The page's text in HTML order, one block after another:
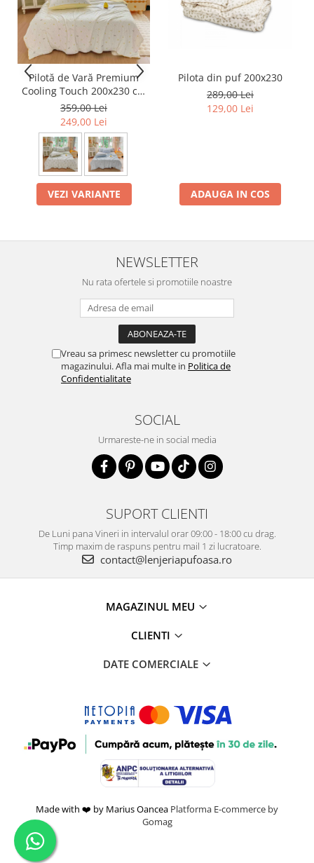
Pilotă de Vară Premium
Cooling Touch 200x230 cm
+ 2 Fețe de Pernă 50x70 cm
– Efect Răcoritor - Galben
359,00 Lei
249,00 Lei
VEZI VARIANTE
Pilota din puf 200x230
289,00 Lei
129,00 Lei
ADAUGA IN COS
NEWSLETTER
Nu rata ofertele si promotiile noastre
Vreau sa primesc newsletter cu promotiile
magazinului. Afla mai multe in Politica de
Confidentialitate
SOCIAL
Urmareste-ne in social media
SUPORT CLIENTI
De Luni pana Vineri in intervalul orar 09:00 - 18:00 cu drag.
Timp maxim de raspuns pentru mail 1 zi lucratoare.
contact@lenjeriapufoasa.ro
MAGAZINUL MEU
CLIENTI
DATE COMERCIALE
Made with ❤️ by Marius Oancea Platforma E-commerce by
Gomag